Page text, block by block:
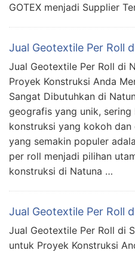
GOTEX menjadi Supplier
Jual Geotextile Per Roll
Jual Geotextile Per Roll di
Proyek Konstruksi Anda
Sangat Dibutuhkan di
geografis yang unik,
konstruksi yang kokoh dan
yang semakin populer
per roll menjadi pilihan
konstruksi di Natuna …
Jual Geotextile Per Roll
Jual Geotextile Per Roll di
untuk Proyek Konstruksi